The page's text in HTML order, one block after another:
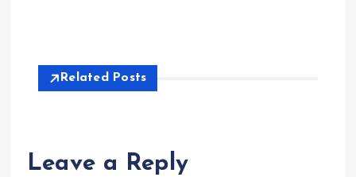
Related Posts
Leave a Reply